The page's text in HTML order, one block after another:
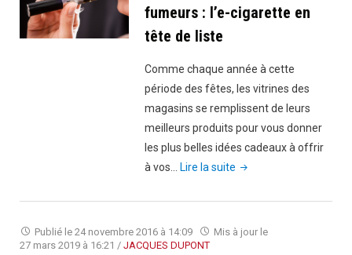
en
fumeurs : l’e-cigarette en
tête de liste
Comme chaque année à cette
période des fêtes, les vitrines des
magasins se remplissent de leurs
meilleurs produits pour vous donner
les plus belles idées cadeaux à offrir
à vos…
Lire la suite "Idées
pour
les
Publié le 24 novembre 2016 à 14:09
Mis à jour le
27 mars 2019 à 16:21 / JACQUES DUPONT